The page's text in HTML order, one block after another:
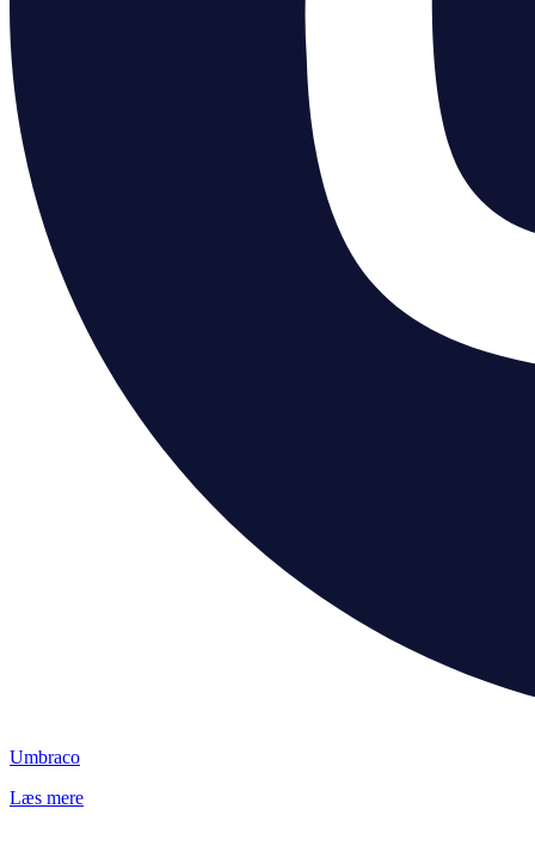
Umbraco
Læs mere